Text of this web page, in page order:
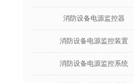
消防设备电源监控器
消防设备电源监控装置
消防设备电源监控系统